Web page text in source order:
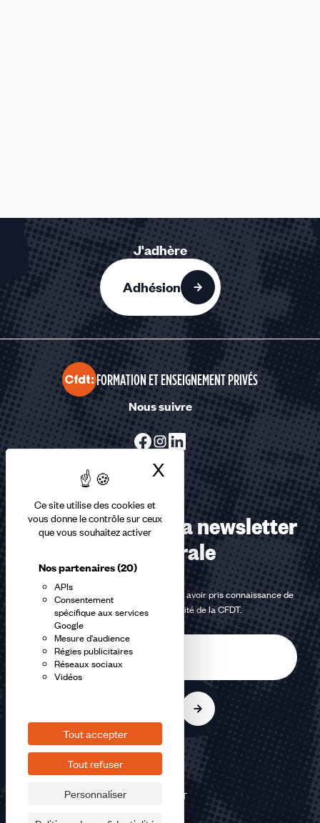
Ce site utilise des cookies et
vous donne le contrôle sur ceux
que vous souhaitez activer
Nos partenaires(20)
APIs
Consentement
spécifique aux services
Google
Mesure d'audience
Régies publicitaires
Réseaux sociaux
Vidéos
Tout accepter
Tout refuser
Personnaliser
X Masquer le
J'adhère
Adhésion
FORMATION ET ENSEIGNEMENT PRIVÉS
Nous suivre
Abonnez-vous à la newsletter
confédérale
En m'inscrivant à la newsletter, j'affirme avoir pris connaissance de
lapolitique de confidentialité de la CFDT.
©2026 CFDT